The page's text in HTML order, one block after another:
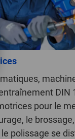
DIN
pour le
le
polissage se